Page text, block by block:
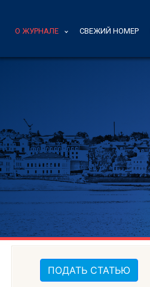
О ЖУРНАЛЕ СВЕЖИЙ НОМЕР
ПОДАТЬ СТАТЬЮ